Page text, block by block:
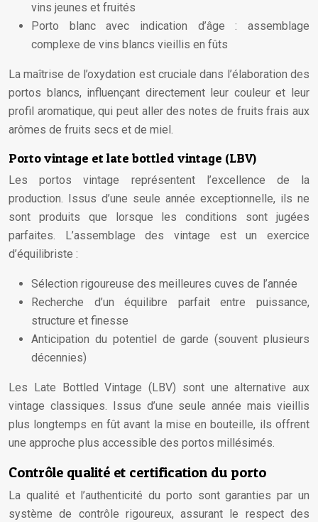
vins jeunes et fruités
Porto blanc avec indication d’âge : assemblage
complexe de vins blancs vieillis en fûts
La maîtrise de l’oxydation est cruciale dans l’élaboration des
portos blancs, influençant directement leur couleur et leur
profil aromatique, qui peut aller des notes de fruits frais aux
arômes de fruits secs et de miel.
Porto vintage et late bottled vintage (LBV)
Les portos vintage représentent l’excellence de la
production. Issus d’une seule année exceptionnelle, ils ne
sont produits que lorsque les conditions sont jugées
parfaites. L’assemblage des vintage est un exercice
d’équilibriste :
Sélection rigoureuse des meilleures cuves de l’année
Recherche d’un équilibre parfait entre puissance,
structure et finesse
Anticipation du potentiel de garde (souvent plusieurs
décennies)
Les Late Bottled Vintage (LBV) sont une alternative aux
vintage classiques. Issus d’une seule année mais vieillis
plus longtemps en fût avant la mise en bouteille, ils offrent
une approche plus accessible des portos millésimés.
Contrôle qualité et certification du porto
La qualité et l’authenticité du porto sont garanties par un
système de contrôle rigoureux, assurant le respect des